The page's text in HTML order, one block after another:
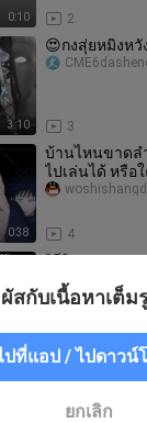
0:10 2
3:10
😍กงสุ่ยหมิงหวั
3
0:38
บ้านไหนขาดล
ไปเล่นได้ หรือ
กัน【การเชียร์แ
4
“ชีวิตของพวก
หรือ!” ฉากเด็
xuanzhicc
ตอนล่าสุดของ
เถียนซิงปราก
ช่วยเหลือฮ่องเต้
irwin_melton
สกับเนื้อหาเต็
ปที่แอป / ไปดาวน์
ยกเลิก